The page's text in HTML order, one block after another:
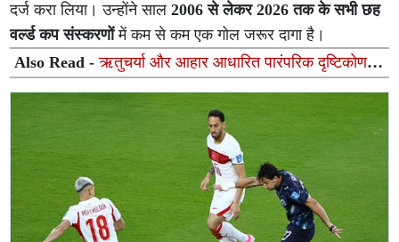
दर्ज करा लिया। उन्होंने साल2006 से लेकर 2026 तक के सभी छह
वर्ल्ड कप संस्करणोंमें कम से कम एक गोल जरूर दागा है।
Also Read -ऋतुचर्या और आहार आधारित पारंपरिक दृष्टिकोण:
आयुर्वेद और आधुनिक विज्ञान का संतुलित समन्वय